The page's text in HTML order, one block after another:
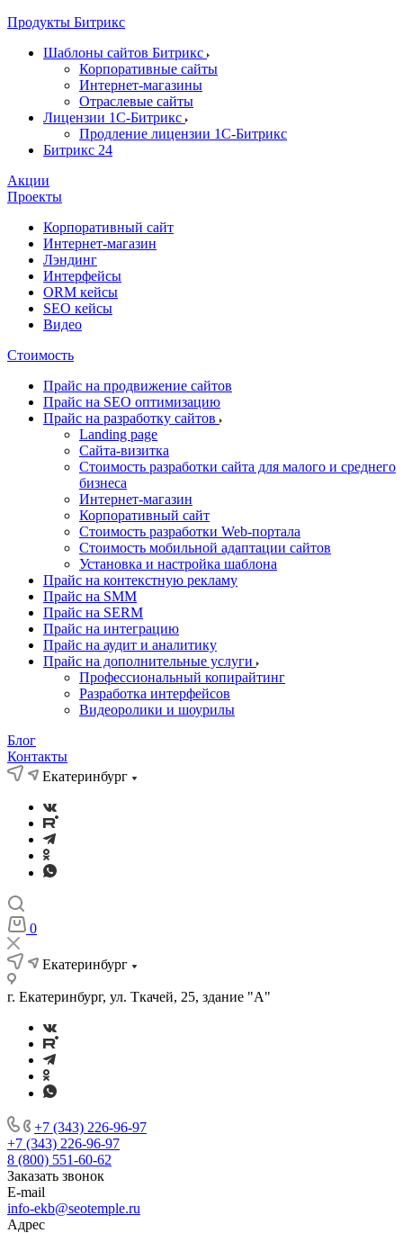
Продукты Битрикс
Шаблоны сайтов Битрикс
Корпоративные сайты
Интернет-магазины
Отраслевые сайты
Лицензии 1С-Битрикс
Продление лицензии 1С-Битрикс
Битрикс 24
Акции
Проекты
Корпоративный сайт
Интернет-магазин
Лэндинг
Интерфейсы
ORM кейсы
SEO кейсы
Видео
Стоимость
Прайс на продвижение сайтов
Прайс на SEO оптимизацию
Прайс на разработку сайтов
Landing page
Cайта-визитка
Стоимость разработки сайта для малого и среднего
бизнеса
Интернет-магазин
Корпоративный сайт
Стоимость разработки Web-портала
Стоимость мобильной адаптации сайтов
Установка и настройка шаблона
Прайс на контекстную рекламу
Прайс на SMM
Прайс на SERM
Прайс на интеграцию
Прайс на аудит и аналитику
Прайс на дополнительные услуги
Профессиональный копирайтинг
Разработка интерфейсов
Видеоролики и шоурилы
Блог
Контакты
Екатеринбург
0
Екатеринбург
г. Екатеринбург, ул. Ткачей, 25, здание "А"
+7 (343) 226-96-97
+7 (343) 226-96-97
8 (800) 551-60-62
Заказать звонок
E-mail
info-ekb@seotemple.ru
Адрес